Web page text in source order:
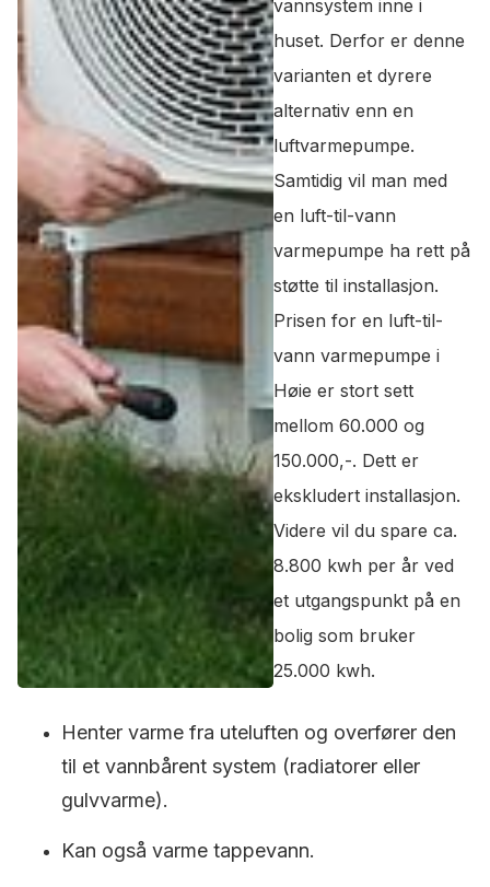
vannsystem inne i
huset. Derfor er denne
varianten et dyrere
alternativ enn en
luftvarmepumpe.
Samtidig vil man med
en luft-til-vann
varmepumpe ha rett på
støtte til installasjon.
Prisen for en luft-til-
vann varmepumpe i
Høie er stort sett
mellom 60.000 og
150.000,-. Dett er
ekskludert installasjon.
Videre vil du spare ca.
8.800 kwh per år ved
et utgangspunkt på en
bolig som bruker
25.000 kwh.
Henter varme fra uteluften og overfører den
til et vannbårent system (radiatorer eller
gulvvarme).
Kan også varme tappevann.